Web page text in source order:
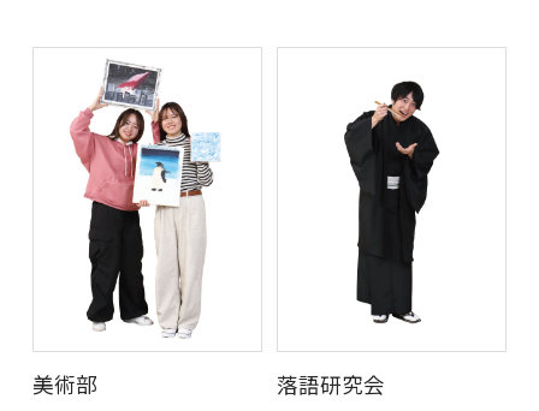
美術部 落語研究会